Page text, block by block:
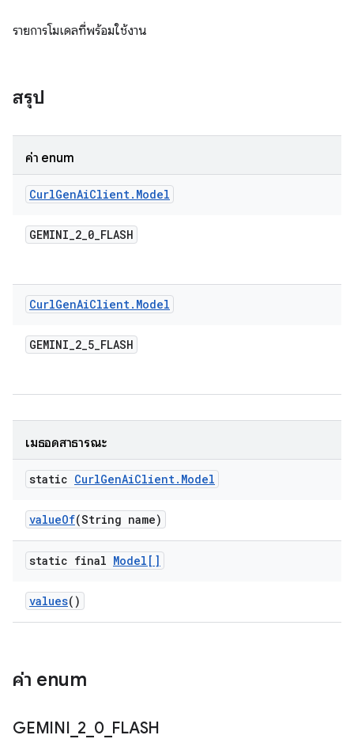
รายการโมเดลที่พร้อมใช้งาน
สรุป
ค่า enum
CurlGenAiClient. Model
GEMINI_2_0_FLASH
CurlGenAiClient. Model
GEMINI_2_5_FLASH
เมธอดสาธารณะ
static CurlGenAiClient. Model
valueOf(String name)
static final Model[]
values()
ค่า enum
GEMINI 2 0_ FLASH